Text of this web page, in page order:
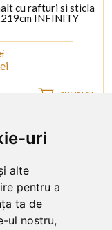
uri
alte
pentru a
ta de
ul nostru,
cu rafturi si sticla
INFINITY
CUMPARA